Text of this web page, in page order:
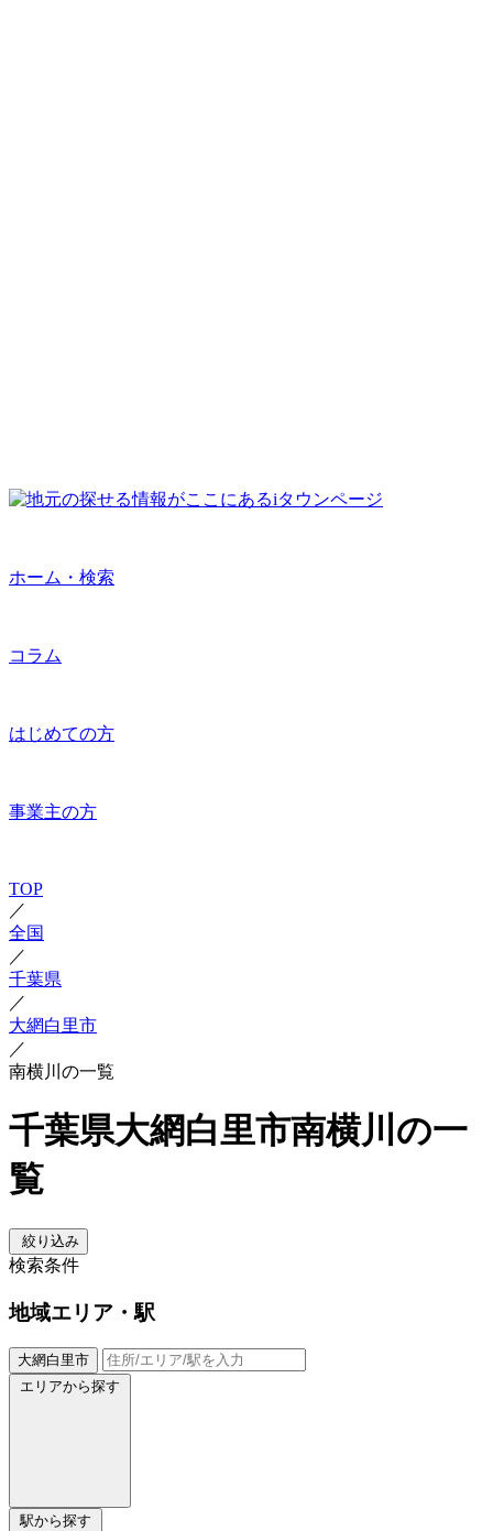
ホーム・検索
コラム
はじめての方
事業主の方
TOP
／
全国
／
千葉県
／
大網白里市
／
南横川の一覧
千葉県大網白里市南横川の一
覧
絞り込み
検索条件
地域エリア・駅
大網白里市
エリアから探す
駅から探す